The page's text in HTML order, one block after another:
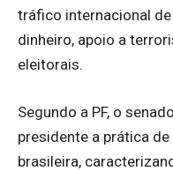
tráfico internacional
dinheiro, apoio a
eleitorais.
Segundo a PF, o
presidente a prática
brasileira,